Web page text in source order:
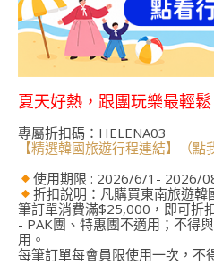
夏天好熱，跟團玩樂最輕鬆
專屬折扣碼：HELENA03
【精選韓國旅遊行程連結】（點
使用期限 : 2026/6/1- 2026/
折扣說明：凡購買東南旅遊
筆訂單消費滿$25,000，即可折
- PAK團、特惠團不適用；不得
用。
每筆訂單每會員限使用一次，不